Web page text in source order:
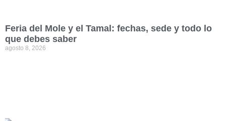
Feria del Mole y el Tamal: fechas, sede y todo lo
que debes saber
agosto 8, 2026